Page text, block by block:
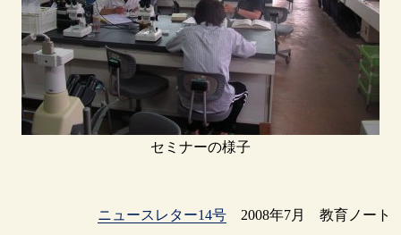
セミナーの様子
ニュースレター14号2008年7月 教育ノート